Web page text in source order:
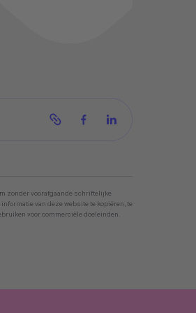
zonder voorafgaande schriftelijke
van deze website te kopiëren, te
voor commerciële doeleinden.